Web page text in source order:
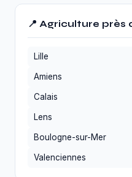
📍 Agriculture près
Lille
Amiens
Calais
Lens
Boulogne-sur-Mer
Valenciennes